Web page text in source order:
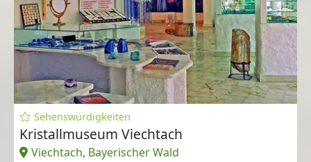
Sehenswürdigkeiten
Kristallmuseum Viechtach
Viechtach, Bayerischer Wald